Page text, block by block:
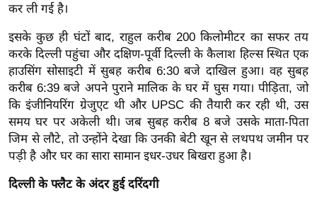
फ
म
नो
रं
ज
न
ज
ग
त
बॉ
कर ली गई है।
इसके कुछ ही घंटों बाद, राहुल करीब 200 किलोमीटर का सफर तय
करके दिल्ली पहुंचा और दक्षिण-पूर्वी दिल्ली के कैलाश हिल्स स्थित एक
हाउसिंग सोसाइटी में सुबह करीब 6:30 बजे दाखिल हुआ। वह सुबह
करीब 6:39 बजे अपने पुराने मालिक के घर में घुस गया। पीड़िता, जो
कि इंजीनियरिंग ग्रेजुएट थी और UPSC की तैयारी कर रही थी, उस
समय घर पर अकेली थी। जब सुबह करीब 8 बजे उसके माता-पिता
जिम से लौटे, तो उन्होंने देखा कि उनकी बेटी खून से लथपथ जमीन पर
पड़ी है और घर का सारा सामान इधर-उधर बिखरा हुआ है।
दिल्ली के फ्लैट के अंदर हुई दरिंदगी